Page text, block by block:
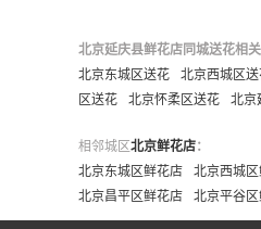
北京延庆县鲜花店同城送花相关
北京东城区送花
北京西城区
区送花
北京怀柔区送花 北京
相邻城区北京鲜花店：
北京东城区鲜花店
北京西城
北京昌平区鲜花店
北京平谷